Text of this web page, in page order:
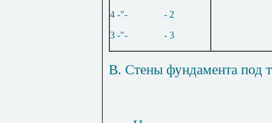
4 -"-
- 2
3 -"-
- 3
В. Стены фундамента под